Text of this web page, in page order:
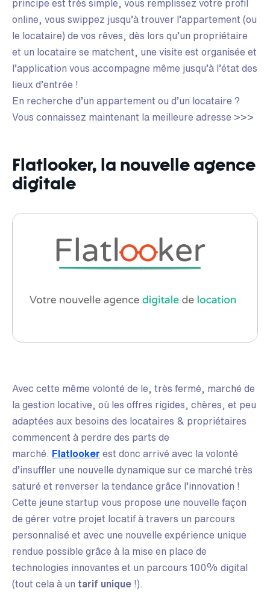
principe est très simple, vous remplissez votre profil
online, vous swippez jusqu’à trouver l’appartement (ou
le locataire) de vos rêves, dès lors qu’un propriétaire
et un locataire se matchent, une visite est organisée et
l’application vous accompagne même jusqu’à l’état des
lieux d’entrée !
En recherche d’un appartement ou d’un locataire ?
Vous connaissez maintenant la meilleure adresse >>>
Flatlooker, la nouvelle agence
digitale
Avec cette même volonté de le, très fermé, marché de
la gestion locative, où les offres rigides, chères, et peu
adaptées aux besoins des locataires & propriétaires
commencent à perdre des parts de
marché. Flatlooker est donc arrivé avec la volonté
d’insuffler une nouvelle dynamique sur ce marché très
saturé et renverser la tendance grâce l’innovation !
Cette jeune startup vous propose une nouvelle façon
de gérer votre projet locatif à travers un parcours
personnalisé et avec une nouvelle expérience unique
rendue possible grâce à la mise en place de
technologies innovantes et un parcours 100% digital
(tout cela à un tarif unique !).